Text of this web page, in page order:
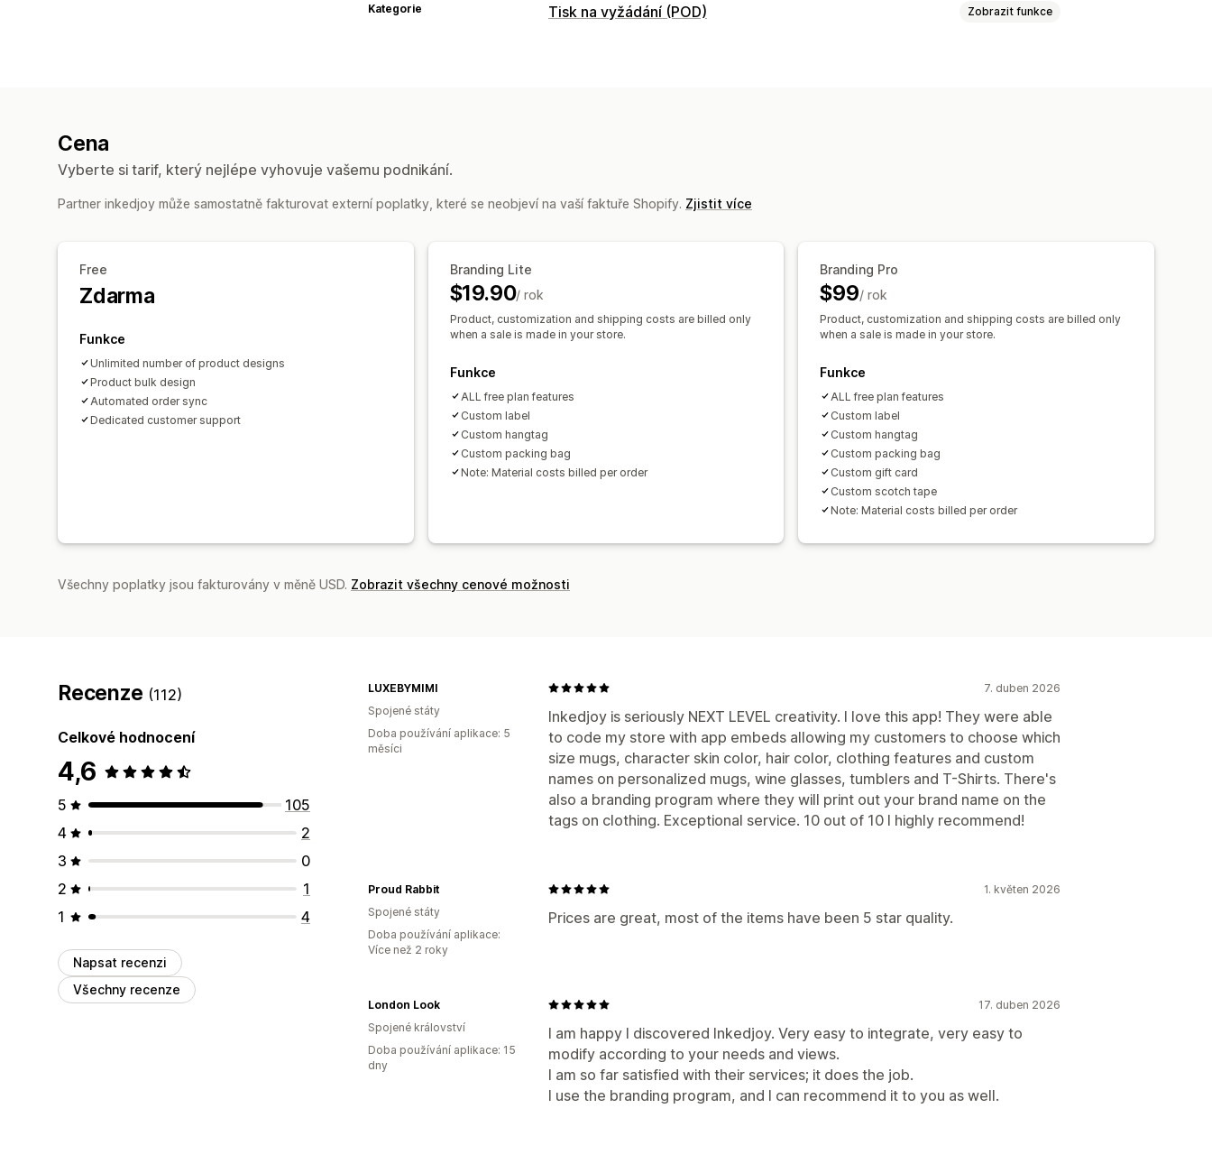
Kategorie Tisk na vyžádání (POD) Zobrazit funkce
Chovatelské potřeby Nástěnné dekorace
Celosvětové plnění
Aktualizace v reálném čase
Cena
Vyberte si tarif, který nejlépe vyhovuje vašemu podnikání.
Partner inkedjoy může samostatně fakturovat externí poplatky, které se neobjeví na vaší faktuře Shopify. Zjistit více
Free
Zdarma
Funkce
Unlimited number of product designs
Product bulk design
Automated order sync
Dedicated customer support
Branding Lite
$19.90/ rok
Product, customization and shipping costs are billed only
when a sale is made in your store.
Funkce
ALL free plan features
Custom label
Custom hangtag
Custom packing bag
Note: Material costs billed per order
Branding Pro
$99/ rok
Product, customization and shipping costs are billed only
when a sale is made in your store.
Funkce
ALL free plan features
Custom label
Custom hangtag
Custom packing bag
Custom gift card
Custom scotch tape
Note: Material costs billed per order
Všechny poplatky jsou fakturovány v měně USD. Zobrazit všechny cenové možnosti
Recenze (112)
Celkové hodnocení
4,6
5
105
4
2
3
0
2
1
1
4
Napsat recenzi
Všechny recenze
7. duben 2026
Inkedjoy is seriously NEXT LEVEL creativity. I love this app! They were able
to code my store with app embeds allowing my customers to choose which
size mugs, character skin color, hair color, clothing features and custom
names on personalized mugs, wine glasses, tumblers and T-Shirts. There's
also a branding program where they will print out your brand name on the
tags on clothing. Exceptional service. 10 out of 10 I highly recommend!
LUXEBYMIMI
Spojené státy
Doba používání aplikace: 5
měsíci
1. květen 2026
Prices are great, most of the items have been 5 star quality.
Proud Rabbit
Spojené státy
Doba používání aplikace:
Více než 2 roky
17. duben 2026
I am happy I discovered Inkedjoy. Very easy to integrate, very easy to
modify according to your needs and views.
I am so far satisfied with their services; it does the job.
I use the branding program, and I can recommend it to you as well.
London Look
Spojené království
Doba používání aplikace: 15
dny